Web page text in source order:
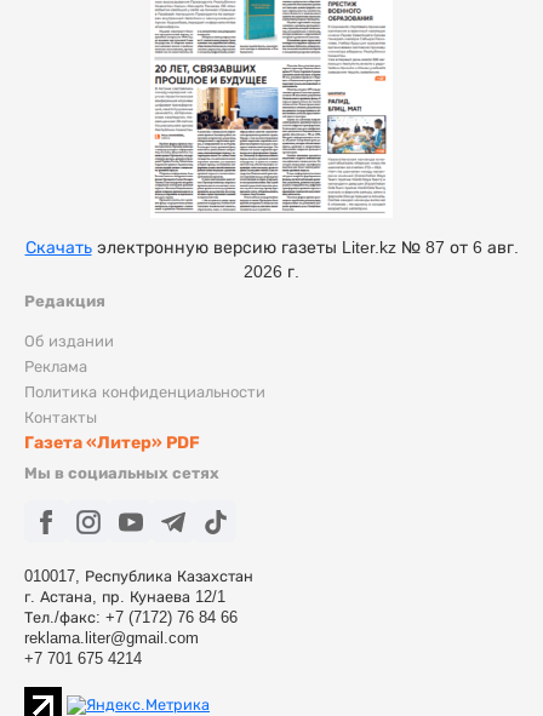
Редакция
Об издании
Реклама
Политика конфиденциальности
Контакты
Газета «Литер» PDF
Мы в социальных сетях
010017, Республика Казахстан
г. Астана, пр. Кунаева 12/1
Тел./факс: +7 (7172) 76 84 66
reklama.liter@gmail.com
+7 701 675 4214
Скачатьэлектронную версию газеты Liter.kz № 87 от 6 авг.
2026 г.